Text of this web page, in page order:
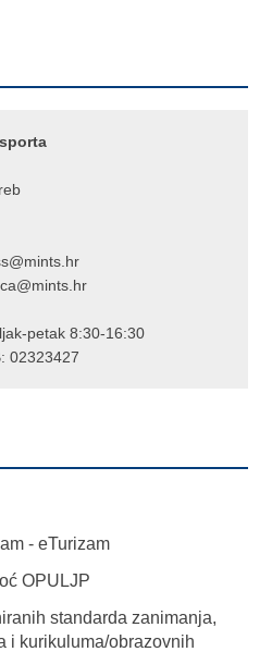
petak 8:30-16:30
02323427
- eTurizam
OPULJP
standarda zanimanja,
i kurikuluma/obrazovnih